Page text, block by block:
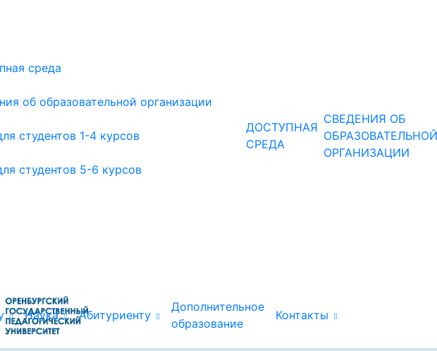
среда
об образовательной организации
студентов 1-4 курсов
студентов 5-6 курсов
ДОСТУПНАЯ
СРЕДА
СВЕДЕНИЯ ОБ
ОБРАЗОВАТЕЛЬНОЙ
ОРГАНИЗАЦИИ
Наука Абитуриенту
Дополнительное
образование
Контакты